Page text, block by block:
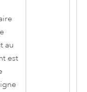
au
est